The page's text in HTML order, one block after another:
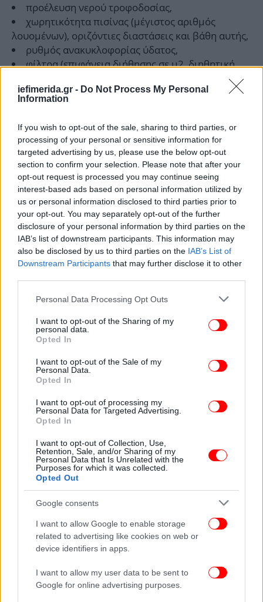
iefimerida.gr - Do Not Process My Personal
Information
If you wish to opt-out of the sale, sharing to third parties, or
processing of your personal or sensitive information for
targeted advertising by us, please use the below opt-out
section to confirm your selection. Please note that after your
opt-out request is processed you may continue seeing
interest-based ads based on personal information utilized by
us or personal information disclosed to third parties prior to
your opt-out. You may separately opt-out of the further
disclosure of your personal information by third parties on the
IAB’s list of downstream participants. This information may
also be disclosed by us to third parties on the IAB’s List of
Downstream Participants that may further disclose it to other
Please note that this website/app uses one or more Google
not limited to your visit or usage behaviour. You may click to
grant or deny consent to Google and its third-party tags to
use your data for below specified purposes in below Google
consent section.
Personal Data Processing Opt Outs
I want to opt-out of the Sharing of my
personal data.
Opted In
I want to opt-out of the Sale of my
Personal Data.
Opted In
I want to opt-out of processing my
Personal Data for Targeted Advertising.
Opted In
I want to opt-out of Collection, Use,
Retention, Sale, and/or Sharing of my
Personal Data that Is Unrelated with the
Purposes for which it was collected.
Opted Out
Google consents
I want to allow Google to enable storage
related to advertising like cookies on web or
device identifiers in apps.
I want to allow my user data to be sent to
Google for online advertising purposes.
προέλευση νερού τροφοδοσίας,
χωρητικότητα πισίνας (μέγιστος αριθμός
λουομένων), οριζόντιες διαστάσεις και βάθη αυτής,
ρυθμός ανακυκλοφορίας ύδατος,
φίλτρα (επιφάνεια διήθησης σε μ2, διηθητική
(τύπος, ιπποδύναμη, παροχή), εκκένωσης
(αποχετευτική ικανότητα), αύλακες υπερχείλισης,
περιγραφή του τρόπου διάθεσης υγρών
αποβλήτων,
απολύμανση (τρόπος απολύμανσης, έλεγχος
αλγοειδών, τρόπος ρύθμισης ΡΗ, έλεγχος
υπολειμματικού χλωρίου),
έλεγχος μικροβιολογικής ποιότητας νερού και
εργαστηριακές εξετάσεις,
μέτρα ασφαλείας λουομένων, σωσίβια,
κατάλογος τηλεφώνων έκτακτης ανάγκης, σήμανση,
κλίση πυθμένα
βεβαίωση αρμόδιου διπλωματούχου μηχανικού
περί τήρησης προδιαγραφών
υπεύθυνη δήλωση της επιχείρησης
(καταλύματος) περί πλήρωσης κανόνων ασφαλείας
Εκπαίδευσης περί επιτυχούς συμμετοχής του
ορισθέντος ναυαγοσώστη στις εξετάσεις
λιμενική αρχή
πιστοποιητικό συμμόρφωσης από
συμμόρφωσης των νερο-υδατο/τσουλήθρων και
παιχνιδιών νερού
αποδεικτικό παραβόλου 300 ευρώ
Η… έκπληξη βρίσκεται στο τέλος της Απόφασης,
όπου ορίζεται ότι και οι υφιστάμενες πισίνες
διέπονται πλέον από τις νέες διατάξεις και η
επιχείρηση θα πρέπει εντός 90 ημερών από την
έναρξη ισχύος της Απόφασης, να συμπληρώσει τον
φάκελο δικαιολογητικών, χωρίς να απαιτείται η
έκδοση νέου παραβόλου.